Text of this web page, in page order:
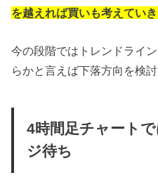
を越えれば買いも考えてい
今の段階ではトレンドライ
らかと言えば下落方向を検
4時間足チャート
ジ待ち